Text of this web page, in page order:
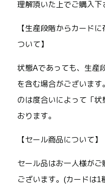
理解頂いた上でご購入下
【生産段階からカード
ついて】
状態Aであっても、生産
を含む場合がございま
のは度合いによって「
おります。
【セール商品について】
セール品はお一人様が
ございます。(カードは